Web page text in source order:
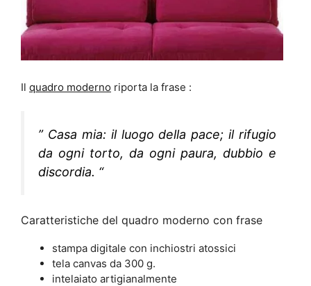
Il quadro moderno riporta la frase :
” Casa mia: il luogo della pace; il rifugio
da ogni torto, da ogni paura, dubbio e
discordia. “
Caratteristiche del quadro moderno con frase
stampa digitale con inchiostri atossici
tela canvas da 300 g.
intelaiato artigianalmente